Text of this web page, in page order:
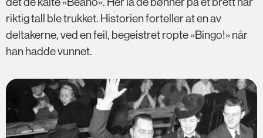
riktig tall ble trukket. Historien forteller at en av
deltakerne, ved en feil, begeistret ropte «Bingo!» når
han hadde vunnet.